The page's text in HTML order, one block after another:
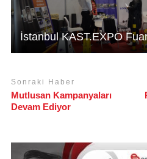
İstanbul KAST.EXPO
Sonraki Haber
Mutlusan Kampanyaları
Devam Ediyor